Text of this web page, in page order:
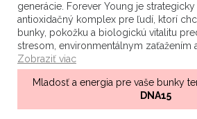
generácie. Forever Young je
antioxidačný komplex pre ľudí, ktorí
bunky, pokožku a biologickú vitalitu
stresom, environmentálnym zaťažením
Zobraziť viac
Mladosť a energia pre vaše bunky
DNA15